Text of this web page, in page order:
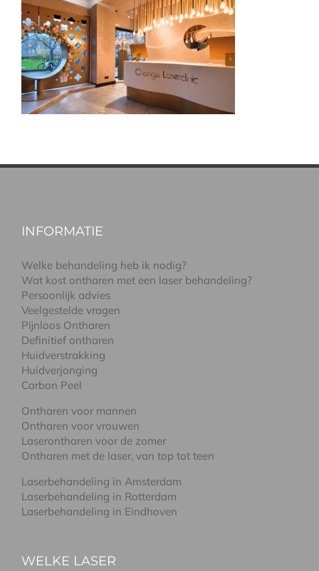
INFORMATIE
Welke behandeling heb ik nodig?
Wat kost ontharen met een laser behandeling?
Persoonlijk advies
Veelgestelde vragen
Pijnloos Ontharen
Definitief ontharen
Huidverstrakking
Huidverjonging
Carbon Peel
Ontharen voor mannen
Ontharen voor vrouwen
Laserontharen voor de zomer
Ontharen met de laser, van top tot teen
Laserbehandeling in Amsterdam
Laserbehandeling in Rotterdam
Laserbehandeling in Eindhoven
WELKE LASER